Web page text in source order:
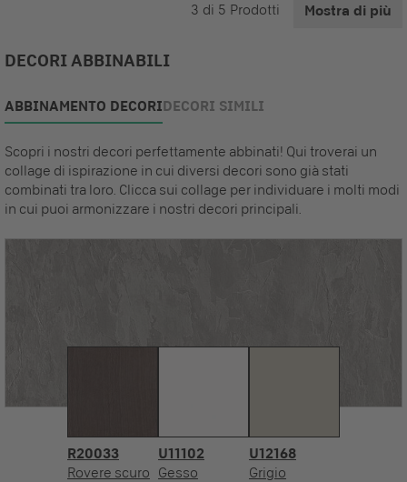
3 di 5 Prodotti Mostra di più
DECORI ABBINABILI
ABBINAMENTO DECORIDECORI SIMILI
Scopri i nostri decori perfettamente abbinati! Qui troverai un
collage di ispirazione in cui diversi decori sono già stati
combinati tra loro. Clicca sui collage per individuare i molti modi
in cui puoi armonizzare i nostri decori principali.
R20033
Rovere scuro
U11102
Gesso
U12168
Grigio